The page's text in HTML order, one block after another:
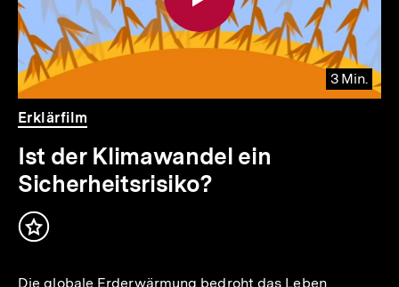
3 Min.
Video
Dauer
3
Min.
Erklärfilm
Ist der Klimawandel ein
Sicherheitsrisiko?
Inhalt
Die globale Erderwärmung bedroht das Leben